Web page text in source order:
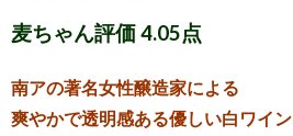
麦ちゃん評価 4.05点
南アの著名女性醸造家による
爽やかで透明感ある優しい白ワイン